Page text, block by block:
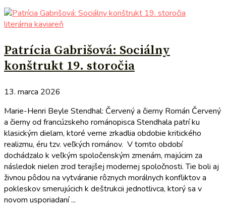
literárna kaviareň
Patrícia Gabrišová: Sociálny
konštrukt 19. storočia
13. marca 2026
Marie-Henri Beyle Stendhal: Červený a čierny Román Červený
a čierny od francúzskeho románopisca Stendhala patrí ku
klasickým dielam, ktoré verne zrkadlia obdobie kritického
realizmu, éru tzv. veľkých románov. V tomto období
dochádzalo k veľkým spoločenským zmenám, majúcim za
následok nielen zrod terajšej modernej spoločnosti. Tie boli aj
živnou pôdou na vytváranie rôznych morálnych konfliktov a
pokleskov smerujúcich k deštrukcii jednotlivca, ktorý sa v
novom usporiadaní ...